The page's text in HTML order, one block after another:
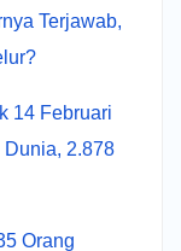
Terjawab,
14 Februari
2.878
Orang